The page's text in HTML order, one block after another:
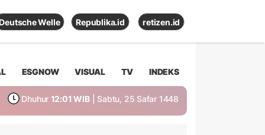
Deutsche Welle Republika.id retizen.id
ESGNOW VISUAL TV INDEKS
Dhuhur 12:01 WIB | Sabtu, 25 Safar 1448